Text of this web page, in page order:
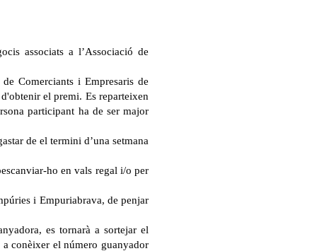
associats a l’Associació de
Comerciants i Empresaris de
el premi. Es reparteixen
participant ha de ser major
de el termini d’una setmana
ho en vals regal i/o per
i Empuriabrava, de penjar
es tornarà a sortejar el
conèixer el número guanyador